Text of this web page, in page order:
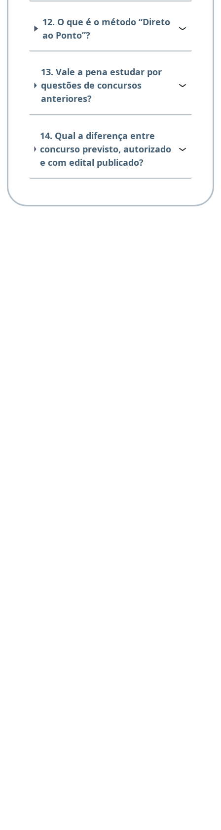
12. O que é o método “Direto
ao Ponto”?
13. Vale a pena estudar por
questões de concursos
anteriores?
14. Qual a diferença entre
concurso previsto, autorizado
e com edital publicado?